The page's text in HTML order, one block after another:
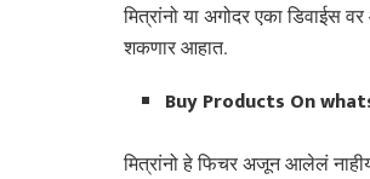
मित्रांनो या अगोदर एका
शकणार आहात.
Buy Products On
मित्रांनो हे फिचर अजून आलेलं